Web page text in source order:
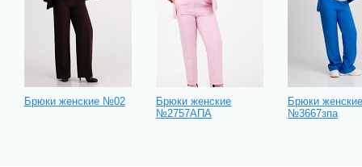
Брюки женские №02
Брюки женские
№2757АПА
Брюки женские
№3667зпа